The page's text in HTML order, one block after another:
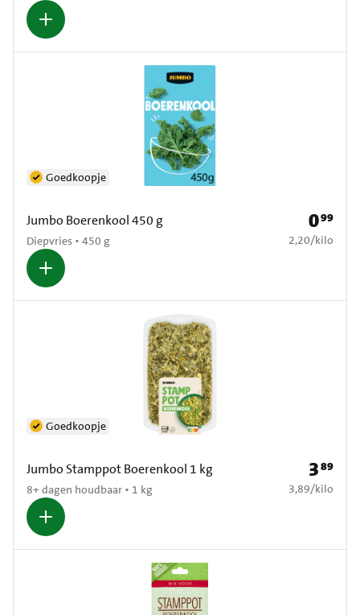
Jumbo Boerenkool 450 g
Diepvries • 450 g
Goedkoopje
Prijs: €
099
€ 2,20 per kilo
2,20/kilo
Jumbo Stamppot Boerenkool 1 kg
8+ dagen houdbaar • 1 kg
Goedkoopje
Prijs: €
389
€ 3,89 per kilo
3,89/kilo